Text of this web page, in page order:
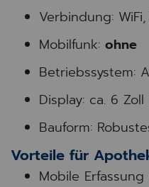
Verbindung:
Mobilfunk:ohne
Betriebssystem:
Display: ca. 6
Bauform:
Vorteile für
Mobile